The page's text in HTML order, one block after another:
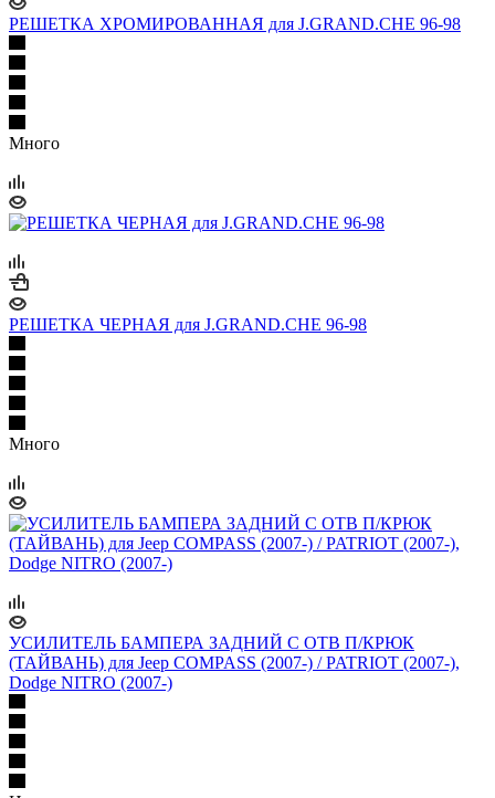
РЕШЕТКА ХРОМИРОВАННАЯ для J.GRAND.CHE 96-98
Много
РЕШЕТКА ЧЕРНАЯ для J.GRAND.CHE 96-98
Много
УСИЛИТЕЛЬ БАМПЕРА ЗАДНИЙ С ОТВ П/КРЮК
(ТАЙВАНЬ) для Jeep COMPASS (2007-) / PATRIOT (2007-),
Dodge NITRO (2007-)